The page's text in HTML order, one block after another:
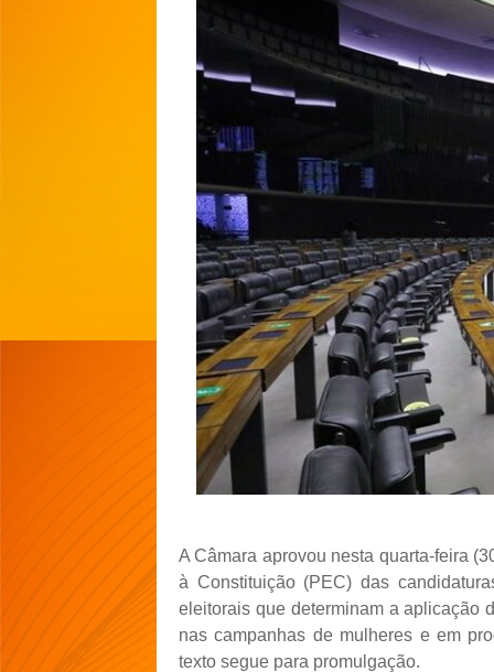
A Câmara aprovou nesta quarta-feira
à Constituição (PEC) das
eleitorais que determinam a aplicação
nas campanhas de mulheres e em
texto segue para promulgação.